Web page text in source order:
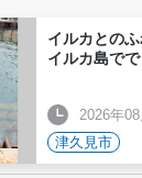
イルカとの
イルカ島で
2026年
津久見市